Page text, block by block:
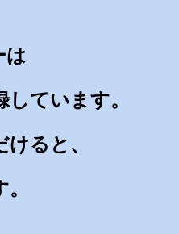
は
ています。
けると、